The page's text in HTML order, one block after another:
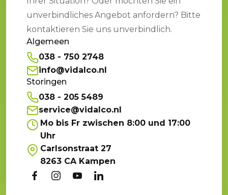
unverbindliches Angebot anfordern? Bitte
kontaktieren Sie uns unverbindlich.
Algemeen
038 - 750 2748
info@vidalco.nl
Storingen
038 - 205 5489
service@vidalco.nl
Mo bis Fr zwischen 8:00 und 17:00
Uhr
Carlsonstraat 27
8263 CA Kampen